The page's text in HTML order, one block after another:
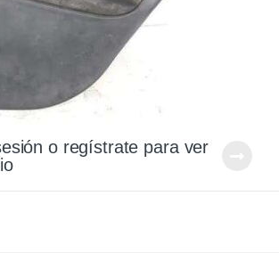
o regístrate para ver